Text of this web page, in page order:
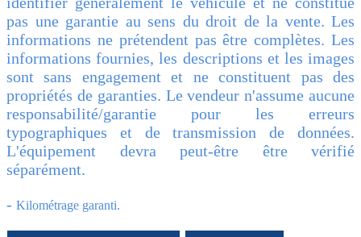
pas une garantie au sens du droit de la vente. Les
informations ne prétendent pas être complètes. Les
informations fournies, les descriptions et les images
sont sans engagement et ne constituent pas des
propriétés de garanties. Le vendeur n'assume aucune
responsabilité/garantie pour les erreurs
typographiques et de transmission de données.
L'équipement devra peut-être être vérifié
séparément.
- Kilométrage garanti.